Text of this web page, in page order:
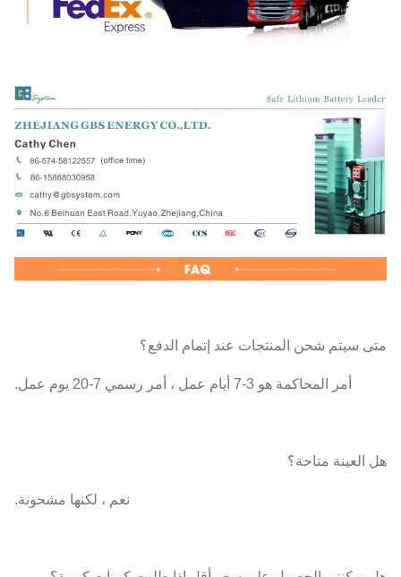
متى سيتم شحن المنتجات عند إتمام الدفع؟
أمر المحاكمة هو 3-7 أيام عمل ، أمر رسمي 7-20 يوم عمل.
هل العينة متاحة؟
نعم ، لكنها مشحونة.